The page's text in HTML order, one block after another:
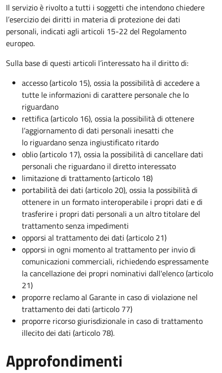
Il servizio è rivolto a tutti i soggetti che intendono chiedere
l’esercizio dei diritti in materia di protezione dei dati
personali, indicati agli articoli 15-22 del Regolamento
europeo.
Sulla base di questi articoli l’interessato ha il diritto di:
accesso (articolo 15), ossia la possibilità di accedere a
tutte le informazioni di carattere personale che lo
riguardano
rettifica (articolo 16), ossia la possibilità di ottenere
l’aggiornamento di dati personali inesatti che
lo riguardano senza ingiustificato ritardo
oblio (articolo 17), ossia la possibilità di cancellare dati
personali che riguardano il diretto interessato
limitazione di trattamento (articolo 18)
portabilità dei dati (articolo 20), ossia la possibilità di
ottenere in un formato interoperabile i propri dati e di
trasferire i propri dati personali a un altro titolare del
trattamento senza impedimenti
opporsi al trattamento dei dati (articolo 21)
opporsi in ogni momento al trattamento per invio di
comunicazioni commerciali, richiedendo espressamente
la cancellazione dei propri nominativi dall'elenco (articolo
21)
proporre reclamo al Garante in caso di violazione nel
trattamento dei dati (articolo 77)
proporre ricorso giurisdizionale in caso di trattamento
illecito dei dati (articolo 78).
Approfondimenti